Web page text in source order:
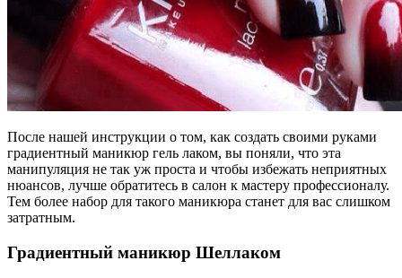
После нашей инструкции о том, как создать своими руками
градиентный маникюр гель лаком, вы поняли, что эта
манипуляция не так уж проста и чтобы избежать неприятных
нюансов, лучше обратитесь в салон к мастеру профессионалу.
Тем более набор для такого маникюра станет для вас слишком
затратным.
Градиентный маникюр Шеллаком